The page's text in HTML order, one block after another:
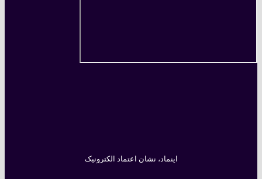
اینماد، نشان اعتماد الکترونیک